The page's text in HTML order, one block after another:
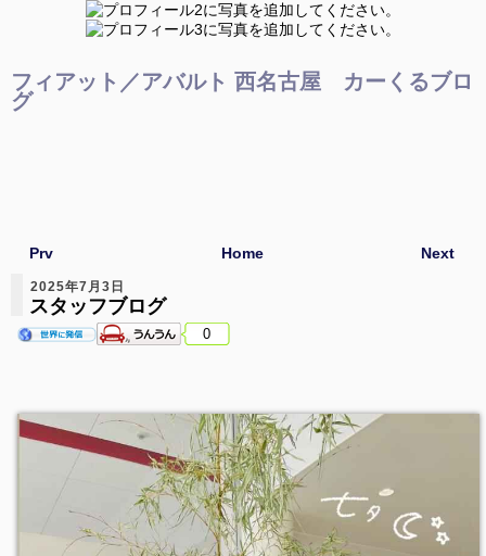
フィアット／アバルト 西名古屋 カーくるブロ
グ
Next
Prv Home
2025年7月3日
スタッフブログ
0